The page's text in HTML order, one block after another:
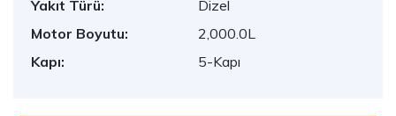
Yakıt Türü:
Dizel
Motor Boyutu:
2,000.0L
Kapı:
5-Kapı